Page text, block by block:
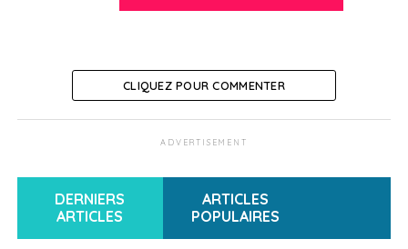
Français en Espagne
CLIQUEZ POUR COMMENTER
ADVERTISEMENT
DERNIERS
ARTICLES
ARTICLES
POPULAIRES